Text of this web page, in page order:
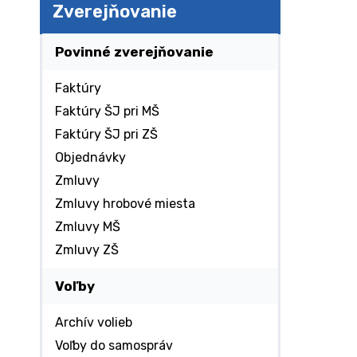
Zverejňovanie
Povinné zverejňovanie
Faktúry
Faktúry ŠJ pri MŠ
Faktúry ŠJ pri ZŠ
Objednávky
Zmluvy
Zmluvy hrobové miesta
Zmluvy MŠ
Zmluvy ZŠ
Voľby
Archív volieb
Voľby do samospráv